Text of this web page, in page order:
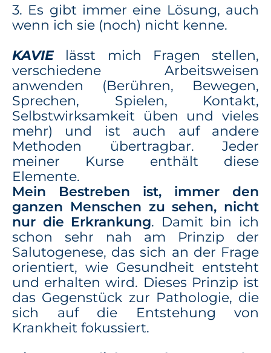
3. Es gibt immer eine Lösung, auch
wenn ich sie (noch) nicht kenne.
KAVIE lässt mich Fragen stellen,
verschiedene Arbeitsweisen
anwenden (Berühren, Bewegen,
Sprechen, Spielen, Kontakt,
Selbstwirksamkeit üben und vieles
mehr) und ist auch auf andere
Methoden übertragbar. Jeder
meiner Kurse enthält diese
Elemente.
Mein Bestreben ist, immer den
ganzen Menschen zu sehen, nicht
nur die Erkrankung. Damit bin ich
schon sehr nah am Prinzip der
Salutogenese, das sich an der Frage
orientiert, wie Gesundheit entsteht
und erhalten wird. Dieses Prinzip ist
das Gegenstück zur Pathologie, die
sich auf die Entstehung von
Krankheit fokussiert.